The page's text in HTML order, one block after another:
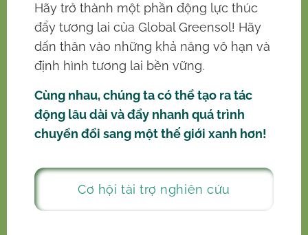
Hãy trở thành một phần động lực thúc
đẩy tương lai của Global Greensol! Hãy
dấn thân vào những khả năng vô hạn và
định hình tương lai bền vững.
Cùng nhau, chúng ta có thể tạo ra tác
động lâu dài và đẩy nhanh quá trình
chuyển đổi sang một thế giới xanh hơn!
Cơ hội tài trợ nghiên cứu